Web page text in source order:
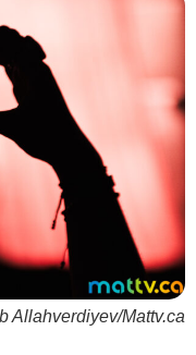
Allahverdiyev/Mattv.ca